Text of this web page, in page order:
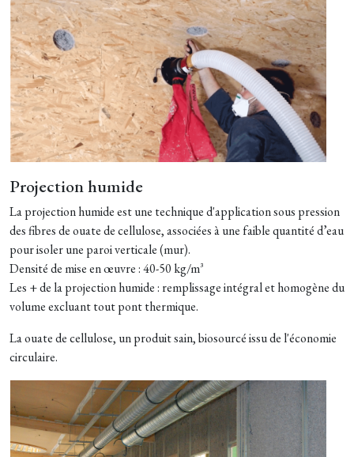
Projection humide
La projection humide est une technique d'application sous pression
des fibres de ouate de cellulose, associées à une faible quantité d’eau
pour isoler une paroi verticale (mur).
Densité de mise en œuvre : 40-50 kg/m³
Les + de la projection humide : remplissage intégral et homogène du
volume excluant tout pont thermique.
La ouate de cellulose, un produit sain, biosourcé issu de l'économie
circulaire.